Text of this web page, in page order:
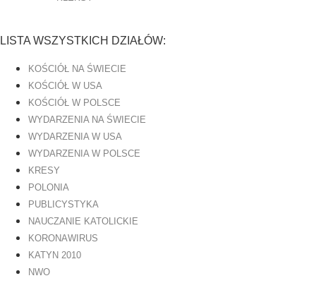
LISTA WSZYSTKICH DZIAŁÓW:
KOŚCIÓŁ NA ŚWIECIE
KOŚCIÓŁ W USA
KOŚCIÓŁ W POLSCE
WYDARZENIA NA ŚWIECIE
WYDARZENIA W USA
WYDARZENIA W POLSCE
KRESY
POLONIA
PUBLICYSTYKA
NAUCZANIE KATOLICKIE
KORONAWIRUS
KATYN 2010
NWO